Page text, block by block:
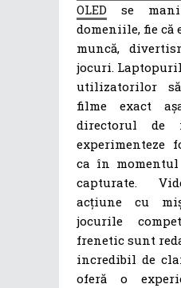
OLED se
domeniile, fie că
muncă,
jocuri.
utilizatorilor
filme exact
directorul de
experimenteze
ca în
capturate.
acțiune cu
jocurile
frenetic sunt
incredibil de
oferă o